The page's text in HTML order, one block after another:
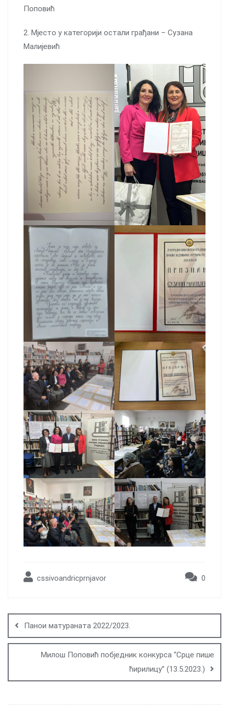
Поповић
2. Мјесто у категорији остали грађани – Сузана
Малијевић
cssivoandricprnjavor 0
navigation
Панои матураната 2022/2023.
Милош Поповић побједник конкурса “Срце пише
ћирилицу” (13.5.2023.)